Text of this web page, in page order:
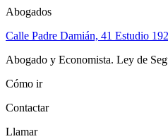
Abogados
Calle Padre Damián, 41 Estudio 19
Abogado y Economista. Ley de
Cómo ir
Contactar
Llamar